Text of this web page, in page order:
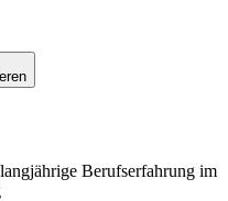
Berufserfahrung im